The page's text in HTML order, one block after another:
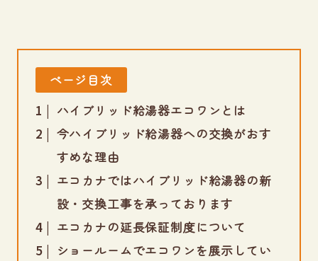
ページ目次
ハイブリッド給湯器エコワンとは
今ハイブリッド給湯器への交換がおす
すめな理由
エコカナではハイブリッド給湯器の新
設・交換工事を承っております
エコカナの延長保証制度について
ショールームでエコワンを展示してい